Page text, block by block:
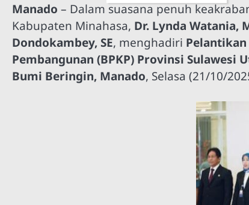
Manado – Dalam suasana penuh
Kabupaten Minahasa, Dr. Lynda Watania,
Dondokambey, SE, menghadiri Pelantikan
Pembangunan (BPKP) Provinsi Sulawesi
Bumi Beringin, Manado, Selasa (21/10/